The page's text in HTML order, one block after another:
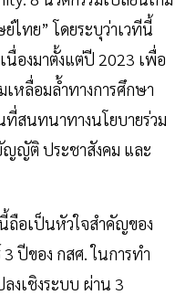
ทย” โดยระบุว่าเวทีนี้
นื่องมาตั้งแต่ปี 2023 เพื่อ
หลื่อมล้ำทางการศึกษา
สนทนาทางนโยบายร่วม
ญญัติ ประชาสังคม และ
นี้ถือเป็นหัวใจสำคัญของ
ปีของ กสศ. ในการทำ
งเชิงระบบ ผ่าน 3